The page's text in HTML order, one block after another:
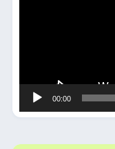
00:00